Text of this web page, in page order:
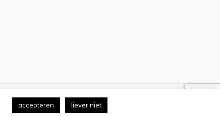
accepteren liever niet